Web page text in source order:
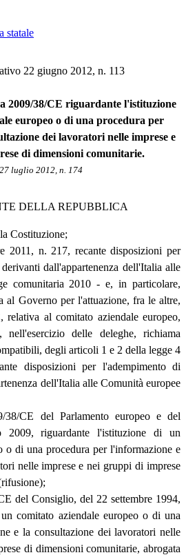
statale
22 giugno 2012, n. 113
2009/38/CE riguardante l'istituzione
europeo o di una procedura per
dei lavoratori nelle imprese e
di dimensioni comunitarie.
luglio 2012, n. 174
DELLA REPUBBLICA
Costituzione;
2011, n. 217, recante disposizioni per
dall'appartenenza dell'Italia alle
comunitaria 2010 - e, in particolare,
al Governo per l'attuazione, fra le altre,
relativa al comitato aziendale europeo,
delle deleghe, richiama
degli articoli 1 e 2 della legge 4
disposizioni per l'adempimento di
dell'Italia alle Comunità europee
CE del Parlamento europeo e del
riguardante l'istituzione di un
o di una procedura per l'informazione e
nelle imprese e nei gruppi di imprese
del Consiglio, del 22 settembre 1994,
comitato aziendale europeo o di una
e la consultazione dei lavoratori nelle
di dimensioni comunitarie, abrogata